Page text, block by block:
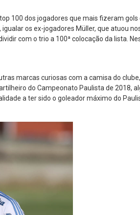
100 dos jogadores que mais fizeram
os ex-jogadores Müller, que atuou
com o trio a 100ª colocação da lista.
marcas curiosas com a camisa do
do Campeonato Paulista de 2018,
a ter sido o goleador máximo do